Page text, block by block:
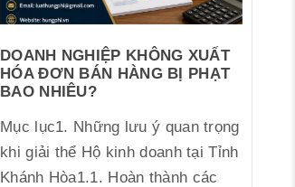
DOANH NGHIỆP KHÔNG XUẤT
HÓA ĐƠN BÁN HÀNG BỊ PHẠT
BAO NHIÊU?
Mục lục1. Những lưu ý quan trọng
khi giải thể Hộ kinh doanh tại Tỉnh
Khánh Hòa1.1. Hoàn thành các